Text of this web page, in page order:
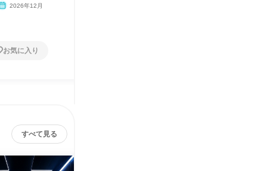
2026年12月
お気に入り
すべて見る